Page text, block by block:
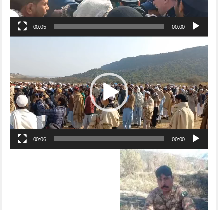
00:00
00:05
Video
Player
00:00
00:06